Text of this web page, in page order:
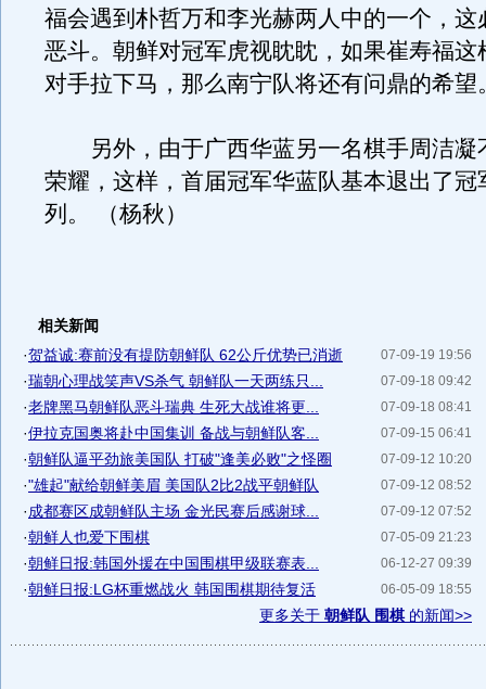
福会遇到朴哲万和李光赫两人中的一个，这
恶斗。朝鲜对冠军虎视眈眈，如果崔寿福这
对手拉下马，那么南宁队将还有问鼎的希望
另外，由于广西华蓝另一名棋手周洁凝
荣耀，这样，首届冠军华蓝队基本退出了冠
列。 （杨秋）
相关新闻
07-09-19 19:56
·贺益诚:赛前没有提防朝鲜队 62公斤优势已消逝
07-09-18 09:42
·瑞朝心理战笑声VS杀气 朝鲜队一天两练只...
07-09-18 08:41
·老牌黑马朝鲜队恶斗瑞典 生死大战谁将更...
07-09-15 06:41
·伊拉克国奥将赴中国集训 备战与朝鲜队客...
07-09-12 10:20
·朝鲜队逼平劲旅美国队 打破"逢美必败"之怪圈
07-09-12 08:52
·"雄起"献给朝鲜美眉 美国队2比2战平朝鲜队
07-09-12 07:52
·成都赛区成朝鲜队主场 金光民赛后感谢球...
07-05-09 21:23
·朝鲜人也爱下围棋
06-12-27 09:39
·朝鲜日报:韩国外援在中国围棋甲级联赛表...
06-05-09 18:55
·朝鲜日报:LG杯重燃战火 韩国围棋期待复活
更多关于 朝鲜队 围棋的新闻>>